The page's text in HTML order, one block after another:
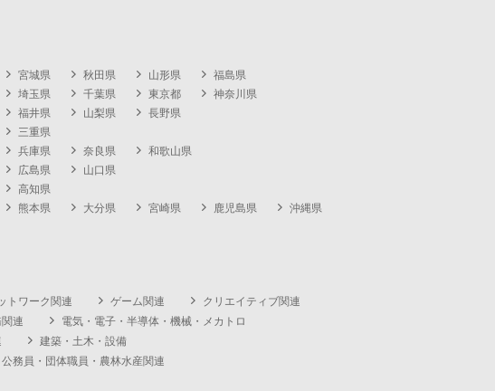
宮城県 秋田県 山形県
福島県
埼玉県 千葉県 東京都
神奈川県
福井県 山梨県
長野県
三重県
兵庫県 奈良県
和歌山県
広島県
山口県
高知県
熊本県 大分県 宮崎県 鹿児島県
沖縄県
トワーク関連 ゲーム関連
クリエイティブ関連
連
電気・電子・半導体・機械・メカトロ
建築・土木・設備
務員・団体職員・農林水産関連